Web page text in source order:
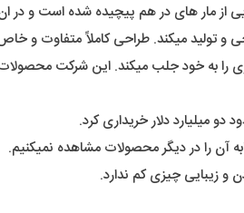
از مار های در هم پیچیده شده است و
تولید میکند. طراحی کاملاً متفاوت و
آن را در دیگر محصولات مشاهده نمیکنیم.
و زیبایی چیزی کم ندارد.